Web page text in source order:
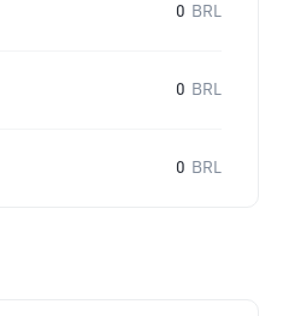
0 BRL
0 BRL
0 BRL